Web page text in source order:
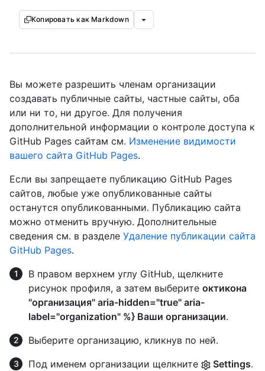
Копировать как Markdown
Вы можете разрешить членам организации
создавать публичные сайты, частные сайты, оба
или ни то, ни другое. Для получения
дополнительной информации о контроле доступа к
GitHub Pages сайтам см. Изменение видимости
вашего сайта GitHub Pages.
Если вы запрещаете публикацию GitHub Pages
сайтов, любые уже опубликованные сайты
останутся опубликованными. Публикацию сайта
можно отменить вручную. Дополнительные
сведения см. в разделе Удаление публикации сайта
GitHub Pages.
В правом верхнем углу GitHub, щелкните
рисунок профиля, а затем выберите октикона
"организация" aria-hidden="true" aria-
label="organization" %} Ваши организации.
Выберите организацию, кликнув по ней.
Под именем организации щелкните
Settings.